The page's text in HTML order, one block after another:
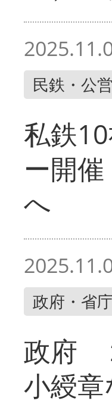
民鉄・公
私鉄
ー開
へ
政府・省
政府
小綬